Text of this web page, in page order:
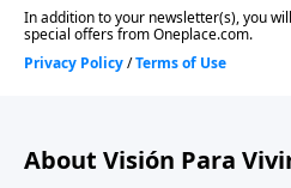
About Visión Para